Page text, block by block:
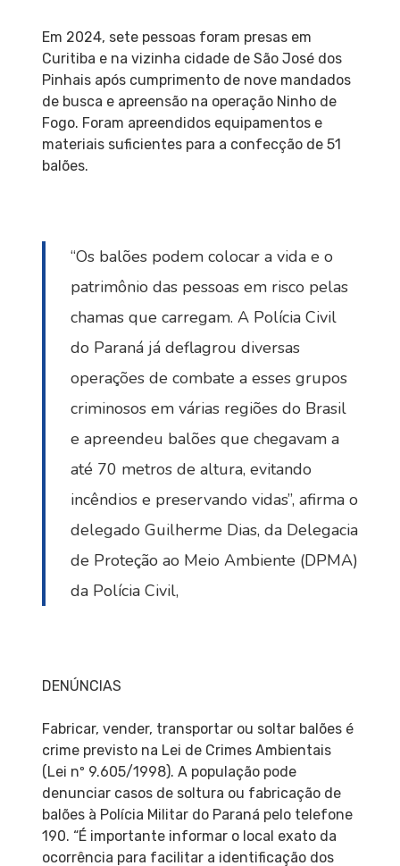
Em 2024, sete pessoas foram presas em
Curitiba e na vizinha cidade de São José dos
Pinhais após cumprimento de nove mandados
de busca e apreensão na operação Ninho de
Fogo. Foram apreendidos equipamentos e
materiais suficientes para a confecção de 51
balões.
“Os balões podem colocar a vida e o
patrimônio das pessoas em risco pelas
chamas que carregam. A Polícia Civil
do Paraná já deflagrou diversas
operações de combate a esses grupos
criminosos em várias regiões do Brasil
e apreendeu balões que chegavam a
até 70 metros de altura, evitando
incêndios e preservando vidas”, afirma o
delegado Guilherme Dias, da Delegacia
de Proteção ao Meio Ambiente (DPMA)
da Polícia Civil,
DENÚNCIAS
Fabricar, vender, transportar ou soltar balões é
crime previsto na Lei de Crimes Ambientais
(Lei nº 9.605/1998). A população pode
denunciar casos de soltura ou fabricação de
balões à Polícia Militar do Paraná pelo telefone
190. “É importante informar o local exato da
ocorrência para facilitar a identificação dos